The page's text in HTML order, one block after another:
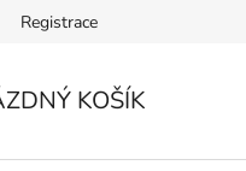
Obchodní podmínky
Registrace
KOŠÍK